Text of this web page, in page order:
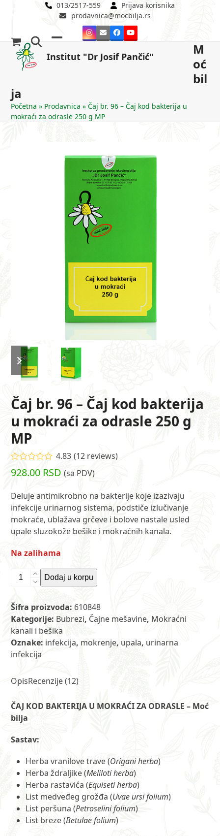
013/2517-559
Prijava korisnika
prodavnica@mocbilja.rs
Instagram
EmailFacebookYouTube
Institut "Dr Josif Pančić"
mobile
mobile
M
oć
bil
ja
Početna » Prodavnica »Čaj br. 96 – Čaj kod bakterija u
mokraći za odrasle 250 g MP
previous
slide
next
slide
Čaj br. 96 – Čaj kod bakterija
u mokraći za odrasle 250 g
MP
Ocenjeno
4.83od 5 na
12
ocena
kupaca
4.83 (12reviews)
928.00 RSD (sa PDV)
Deluje antimikrobno na bakterije koje izazivaju
infekcije urinarnog sistema, podstiče izlučivanje
mokraće, ublažava grčeve i bolove nastale usled
upale sluzokože bešike i mokraćnih kanala.
Na zalihama
Čaj
-
Čaj
kod
bakterija
u
za
250
g
količina
Dodaj u korpu
Šifra proizvoda: 610848
Kategorije: Bubrezi, Čajne mešavine, Mokraćni
kanali i bešika
Oznake: infekcija, mokrenje, upala, urinarna
infekcija
OpisRecenzije (12)
ČAJ KOD BAKTERIJA U MOKRAĆI ZA ODRASLE – Moć
bilja
Sastav:
Herba vranilove trave (Origani herba)
Herba ždraljike (Meliloti herba)
Herba rastavića (Equiseti herba)
List medveđeg grožđa (Uvae ursi folium)
List peršuna (Petroselini folium)
List breze (Betulae folium)